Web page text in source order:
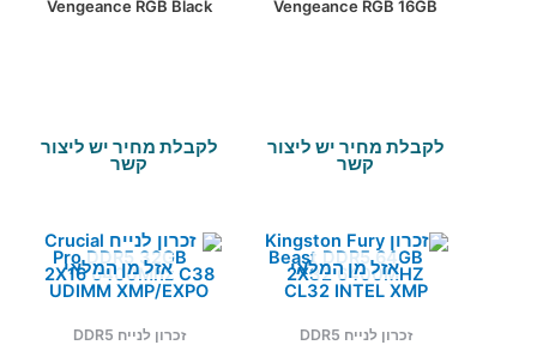
Vengeance RGB 16GB
לקבלת מחיר יש ליצור
קשר
Vengeance RGB Black
לקבלת מחיר יש ליצור
קשר
אזל מן המלאי
זכרון לנייח DDR5
אזל מן המלאי
זכרון לנייח DDR5